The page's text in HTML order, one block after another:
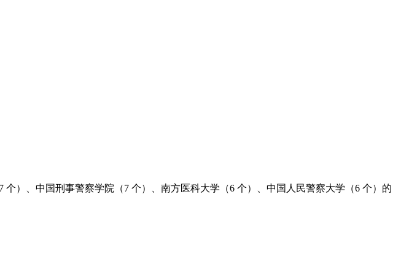
）、中国刑事警察学院（7 个）、南方医科大学（6 个）、中国人民警察大学（6 个）的